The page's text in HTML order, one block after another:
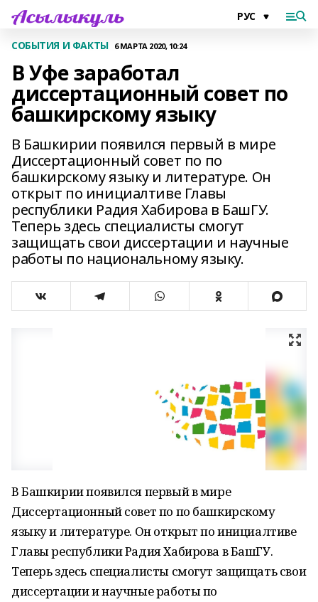
СОБЫТИЯ И ФАКТЫ 6 МАРТА 2020, 10:24
В Уфе заработал
диссертационный совет по
башкирскому языку
В Башкирии появился первый в мире
Диссертационный совет по по
башкирскому языку и литературе. Он
открыт по инициалтиве Главы
республики Радия Хабирова в БашГУ.
Теперь здесь специалисты смогут
защищать свои диссертации и научные
работы по национальному языку.
В Башкирии появился первый в мире
Диссертационный совет по по башкирскому
языку и литературе. Он открыт по инициалтиве
Главы республики Радия Хабирова в БашГУ.
Теперь здесь специалисты смогут защищать свои
диссертации и научные работы по